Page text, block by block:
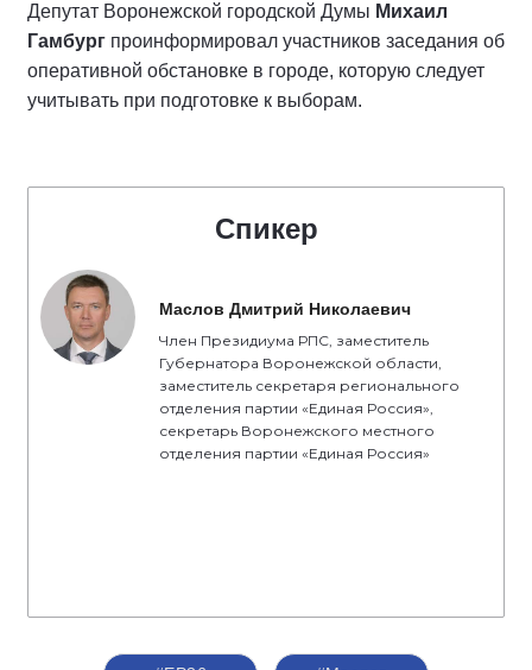
Депутат Воронежской городской Думы Михаил
Гамбург проинформировал участников заседания об
оперативной обстановке в городе, которую следует
учитывать при подготовке к выборам.
Спикер
Маслов Дмитрий Николаевич
Член Президиума РПС, заместитель
Губернатора Воронежской области,
заместитель секретаря регионального
отделения партии «Единая Россия»,
секретарь Воронежского местного
отделения партии «Единая Россия»